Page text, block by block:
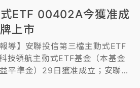
ETF 00402A今獲准成
上市
導】安聯投信第三檔主動式ETF
技領航主動式ETF基金（本基金
平準金）29日獲准成立；安聯
成長紅利，預計6月9日掛牌上